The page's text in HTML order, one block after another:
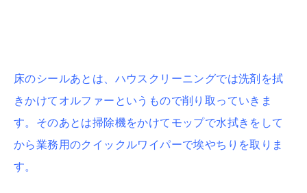
床のシールあとは、ハウスクリーニングでは洗剤を拭
きかけてオルファーというもので削り取っていきま
す。そのあとは掃除機をかけてモップで水拭きをして
から業務用のクイックルワイパーで埃やちりを取りま
す。